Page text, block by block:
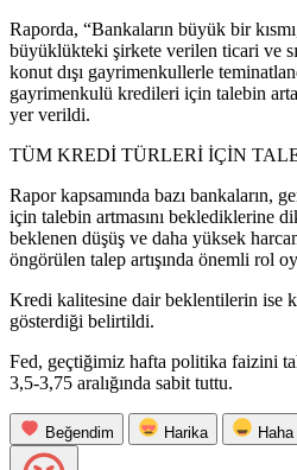
Raporda, “Bankaların büyük bir
büyüklükteki şirkete verilen ticari ve
konut dışı gayrimenkullerle
gayrimenkulü kredileri için talebin
yer verildi.
TÜM KREDİ TÜRLERİ İÇİN
Rapor kapsamında bazı bankaların,
için talebin artmasını beklediklerine
beklenen düşüş ve daha yüksek
öngörülen talep artışında önemli rol
Kredi kalitesine dair beklentilerin ise
gösterdiği belirtildi.
Fed, geçtiğimiz hafta politika faizini
3,5-3,75 aralığında sabit tuttu.
Beğendim Harika Haha